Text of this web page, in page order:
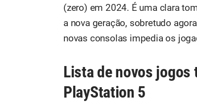
(zero) em 2024. É uma clara
a nova geração, sobretudo
novas consolas impedia os
Lista de novos jogos
PlayStation 5